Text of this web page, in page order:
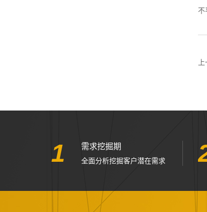
不
1 需求挖掘期
全面分析挖掘客户潜在需求